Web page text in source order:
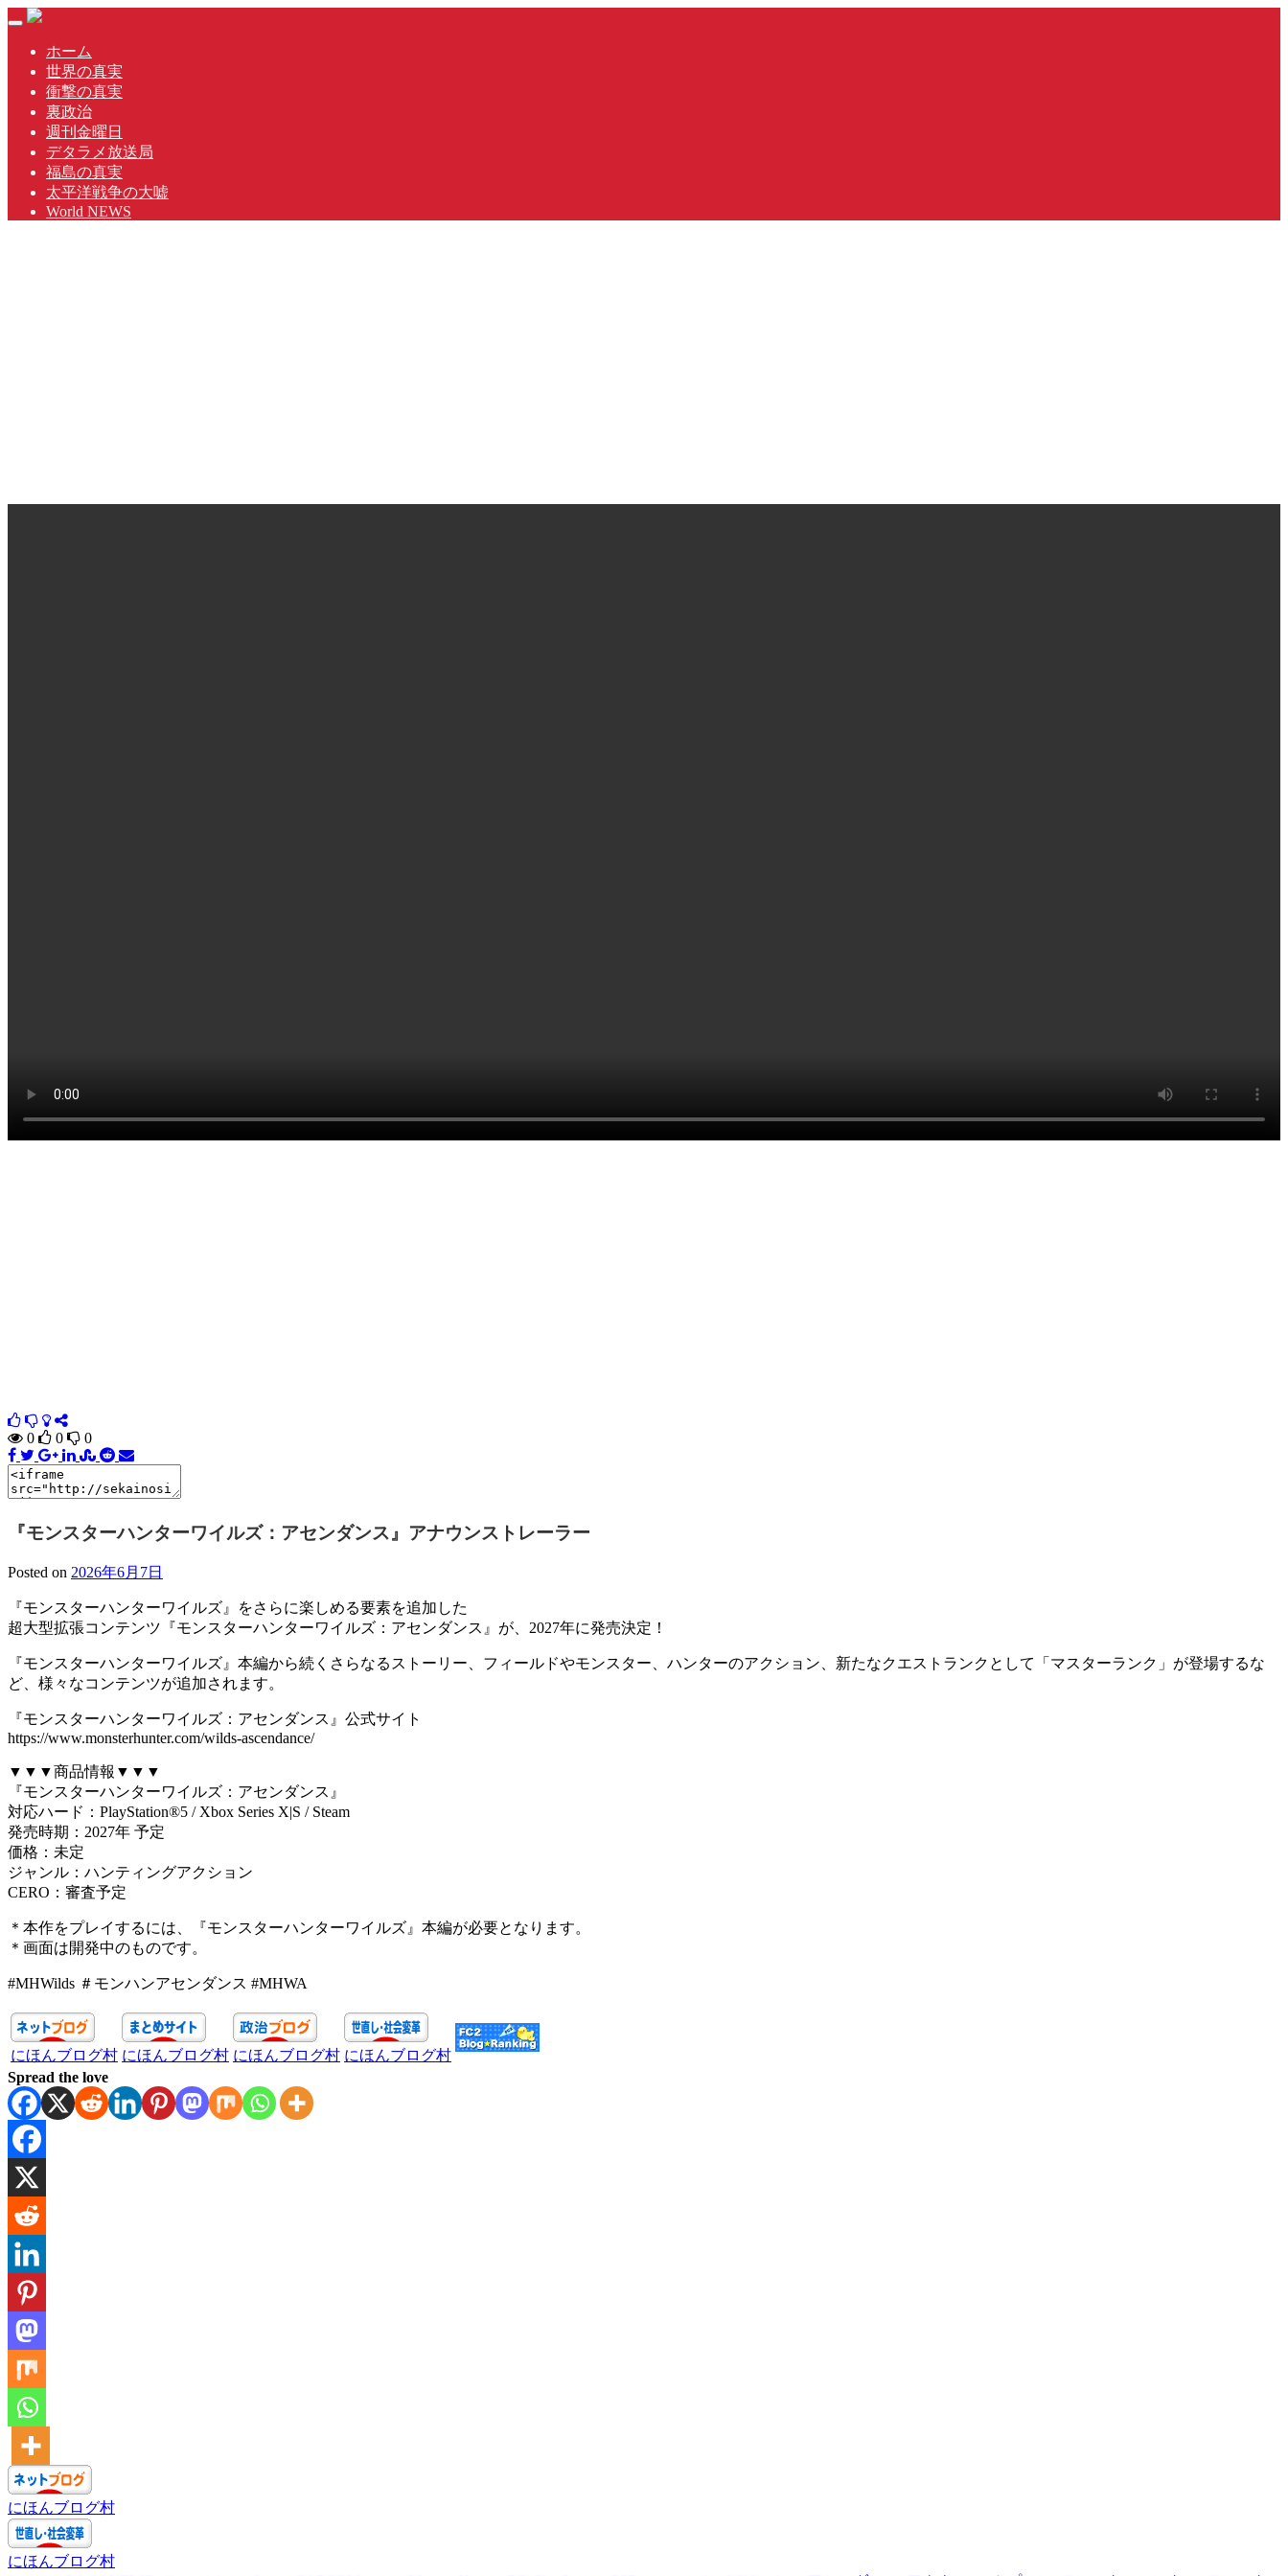
Skip
content
Toggle
navigationホーム
世界の真実
衝撃の真実
裏政治
週刊金曜日
デタラメ放送局
福島の真実
太平洋戦争の大嘘
World NEWS
0 0 0
『モンスターハンターワイルズ：アセンダンス』アナウンストレーラー
Posted on 2026年6月7日
『モンスターハンターワイルズ』をさらに楽しめる要素を追加した
超大型拡張コンテンツ『モンスターハンターワイルズ：アセンダンス』が、2027年に発売決定！
『モンスターハンターワイルズ』本編から続くさらなるストーリー、フィールドやモンスター、ハンターのアクション、新たなクエストランクとして「マスターランク」が登場するな
ど、様々なコンテンツが追加されます。
『モンスターハンターワイルズ：アセンダンス』公式サイト
https://www.monsterhunter.com/wilds-ascendance/
▼▼▼商品情報▼▼▼
『モンスターハンターワイルズ：アセンダンス』
対応ハード：PlayStation®5 / Xbox Series X|S / Steam
発売時期：2027年 予定
価格：未定
ジャンル：ハンティングアクション
CERO：審査予定
＊本作をプレイするには、『モンスターハンターワイルズ』本編が必要となります。
＊画面は開発中のものです。
#MHWilds ＃モンハンアセンダンス #MHWA
にほんブログ村 にほんブログ村 にほんブログ村 にほんブログ村
Spread the love
にほんブログ村
にほんブログ村